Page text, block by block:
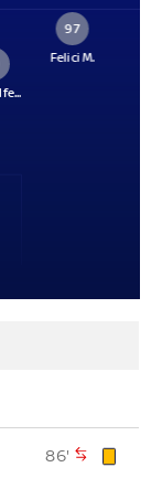
97
Felici M.
86'